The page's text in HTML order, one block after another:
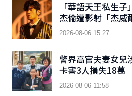
「華語天王私生
杰倫遭影射「杰威
喊告」
2026-08-06 15:27
警界高官夫妻女兒
卡害3人損失18萬
2026-08-06 11:58